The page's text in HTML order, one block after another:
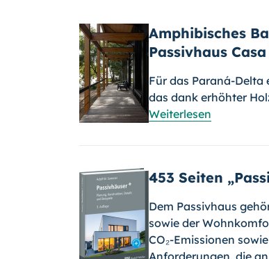
Amphibisches
Passivhaus
Für das Paraná-Delta
das dank erhöhter
Weiterlesen
453 Seiten
Dem Passivhaus
sowie der
CO₂-Emissionen
Anforderungen, die